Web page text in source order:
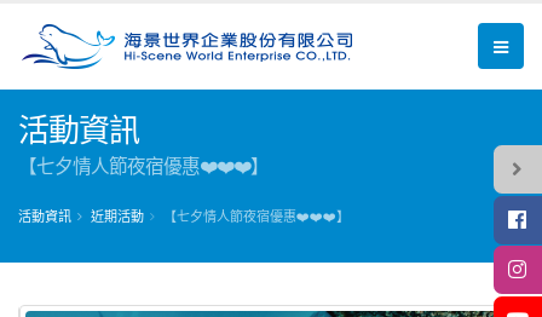
活動資訊
【七夕情人節夜宿優惠❤️❤️❤️】
活動資訊 近期活動 【七夕情人節夜宿優惠❤️❤️❤️】